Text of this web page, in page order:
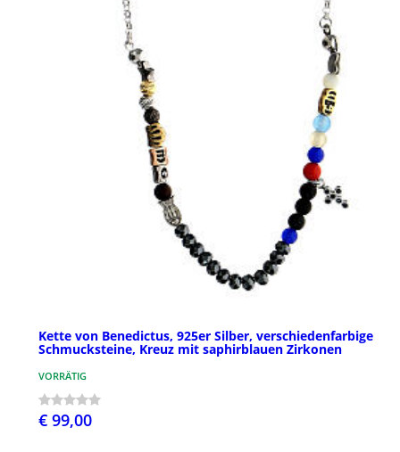
Kette von Benedictus, 925er Silber, verschiedenfarbige
Schmucksteine, Kreuz mit saphirblauen Zirkonen
VORRÄTIG
€ 99,00